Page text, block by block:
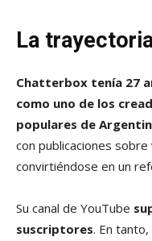
La
Chatterbox tenía 27
como uno de los
populares de
con publicaciones
convirtiéndose en un
Su canal de YouTube
suscriptores. En